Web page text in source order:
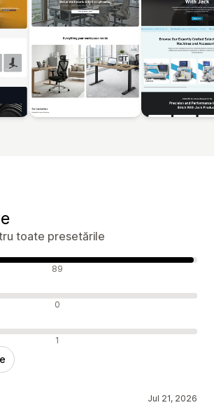
toate presetările
89
0
1
Jul 21, 2026